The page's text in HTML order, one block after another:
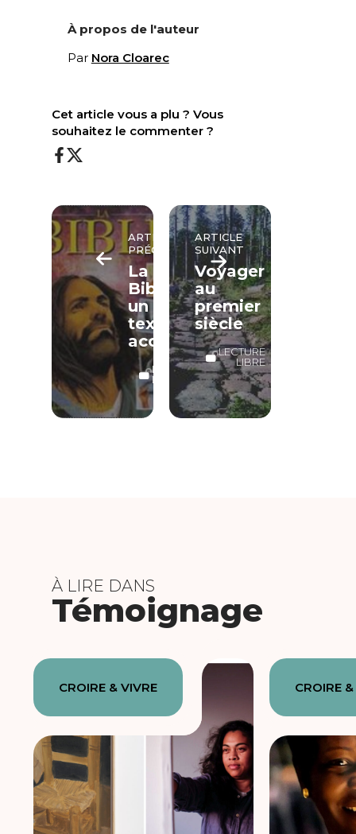
À propos de l'auteur
Par Nora Cloarec
Cet article vous a plu ? Vous
souhaitez le commenter ?
ARTICLE
PRÉCÉDENT
La
Bible,
un
texte
accessible
LECTURE
LIBRE
ARTICLE
SUIVANT
Voyager
au
premier
siècle
LECTURE
LIBRE
À LIRE DANS
Témoignage
CROIRE & VIVRE CROIRE